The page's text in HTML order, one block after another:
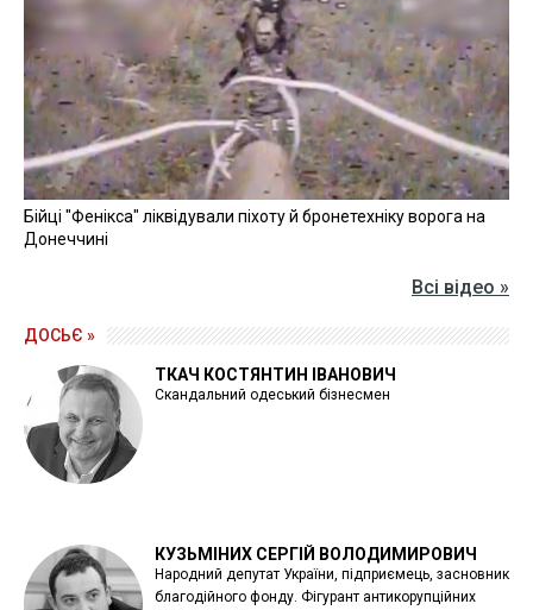
Бійці "Фенікса" ліквідували піхоту й бронетехніку ворога на
Донеччині
Всі відео »
ДОСЬЄ »
ТКАЧ КОСТЯНТИН ІВАНОВИЧ
Скандальний одеський бізнесмен
КУЗЬМІНИХ СЕРГІЙ ВОЛОДИМИРОВИЧ
Народний депутат України, підприємець, засновник
благодійного фонду. Фігурант антикорупційних